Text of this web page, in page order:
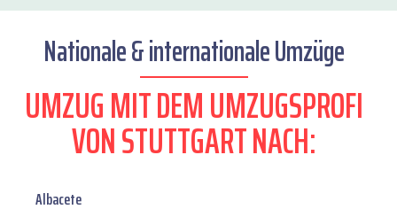
Nationale & internationale Umzüge
UMZUG MIT DEM UMZUGSPROFI
VON STUTTGART NACH:
Albacete